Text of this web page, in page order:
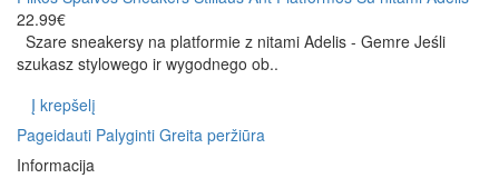
22.99€
Szare sneakersy na platformie z nitami Adelis - Gemre Jeśli
szukasz stylowego ir wygodnego ob..
Į krepšelį
Pageidauti Palyginti Greita peržiūra
Informacija